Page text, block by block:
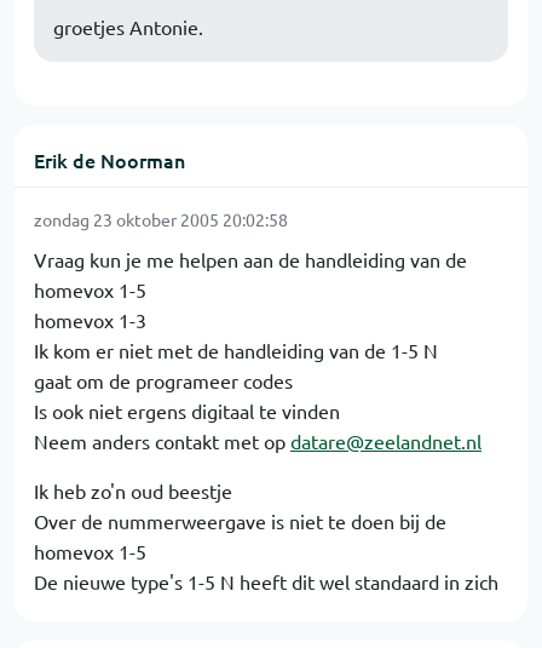
groetjes Antonie.
Erik de Noorman
zondag 23 oktober 2005 20:02:58
Vraag kun je me helpen aan de handleiding van de
homevox 1-5
homevox 1-3
Ik kom er niet met de handleiding van de 1-5 N
gaat om de programeer codes
Is ook niet ergens digitaal te vinden
Neem anders contakt met op datare@zeelandnet.nl
Ik heb zo'n oud beestje
Over de nummerweergave is niet te doen bij de
homevox 1-5
De nieuwe type's 1-5 N heeft dit wel standaard in zich